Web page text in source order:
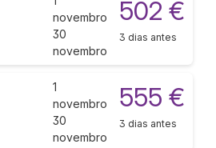
novembro
30
novembro
502 €
3 dias antes
1
novembro
30
novembro
555 €
3 dias antes